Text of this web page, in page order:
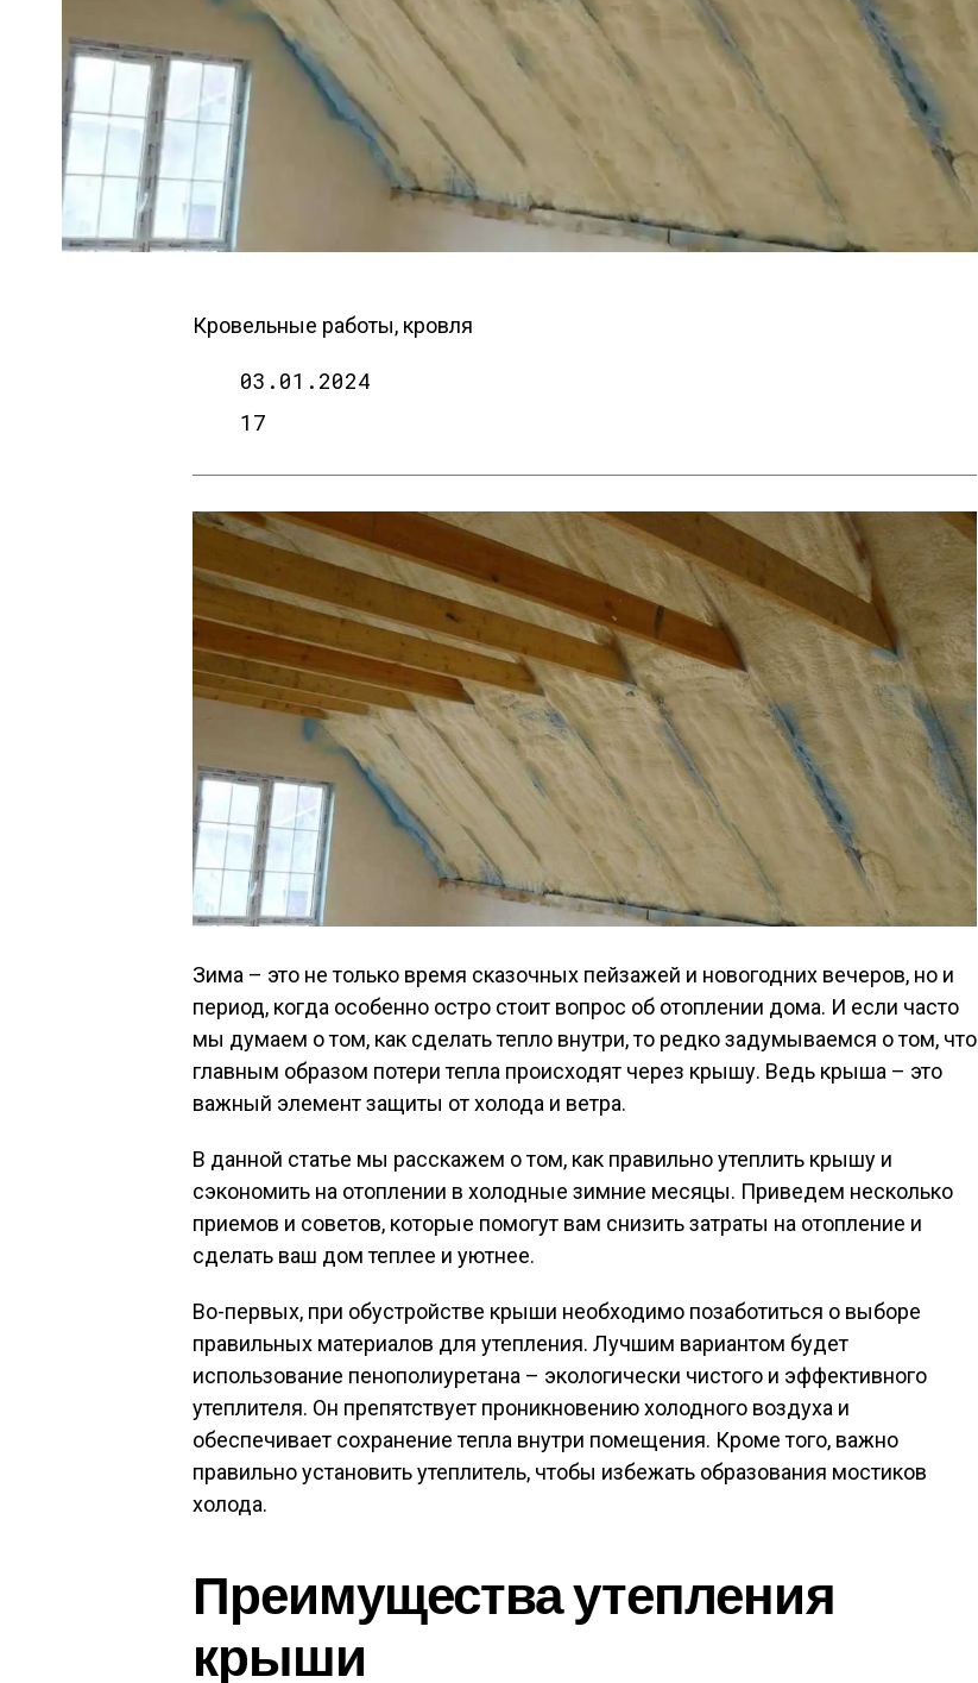
Кровельные работы, кровля
03.01.2024
17
Зима – это не только время сказочных пейзажей и новогодних вечеров, но и
период, когда особенно остро стоит вопрос об отоплении дома. И если часто
мы думаем о том, как сделать тепло внутри, то редко задумываемся о том, что
главным образом потери тепла происходят через крышу. Ведь крыша – это
важный элемент защиты от холода и ветра.
В данной статье мы расскажем о том, как правильно утеплить крышу и
сэкономить на отоплении в холодные зимние месяцы. Приведем несколько
приемов и советов, которые помогут вам снизить затраты на отопление и
сделать ваш дом теплее и уютнее.
Во-первых, при обустройстве крыши необходимо позаботиться о выборе
правильных материалов для утепления. Лучшим вариантом будет
использование пенополиуретана – экологически чистого и эффективного
утеплителя. Он препятствует проникновению холодного воздуха и
обеспечивает сохранение тепла внутри помещения. Кроме того, важно
правильно установить утеплитель, чтобы избежать образования мостиков
холода.
Преимущества утепления
крыши